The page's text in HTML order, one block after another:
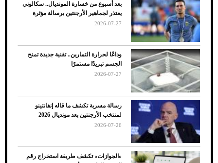
ضعف تبريد مكيف السيارة عند الوقوف.. أشهر
الأسباب والحلول
7 نصائح لاختيار لون البنطلون المناسب للقميص
بعد أسبوع من خسارة المونديال.. سكالوني
يعتذر لجماهير الأرجنتين برسالة مؤثرة
2026-07-27
وداعًا لحرارة التمارين.. تقنية جديدة تمنح
الجسم تبريدًا مستمرًا
2026-07-27
رسالة مسربة تكشف ما قاله إنفانتينو
لمنتخب الأرجنتين بعد مونديال 2026
2026-07-26
«الجوازات» تكشف طريقة استخراج رقم